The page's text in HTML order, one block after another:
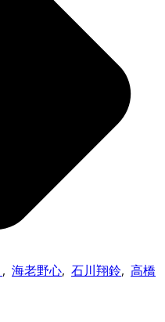
, 海老野心, 石川翔鈴, 高橋